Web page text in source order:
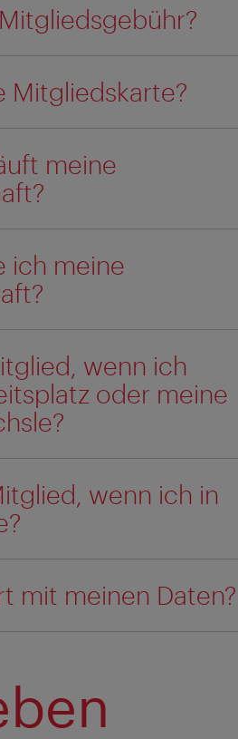
Mitgliedskarte?
meine
ich meine
wenn ich
oder meine
wenn ich in
mit meinen Daten?